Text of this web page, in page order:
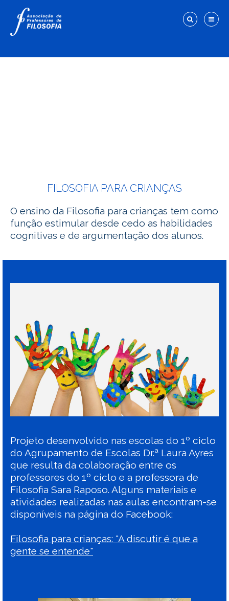
FILOSOFIA PARA CRIANÇAS
O ensino da Filosofia para crianças tem como
função estimular desde cedo as habilidades
cognitivas e de argumentação dos alunos.
Projeto desenvolvido nas escolas do 1º ciclo
do Agrupamento de Escolas Dr.ª Laura Ayres
que resulta da colaboração entre os
professores do 1º ciclo e a professora de
Filosofia Sara Raposo. Alguns materiais e
atividades realizadas nas aulas encontram-se
disponíveis na página do Facebook:
Filosofia para crianças: "A discutir é que a
gente se entende"